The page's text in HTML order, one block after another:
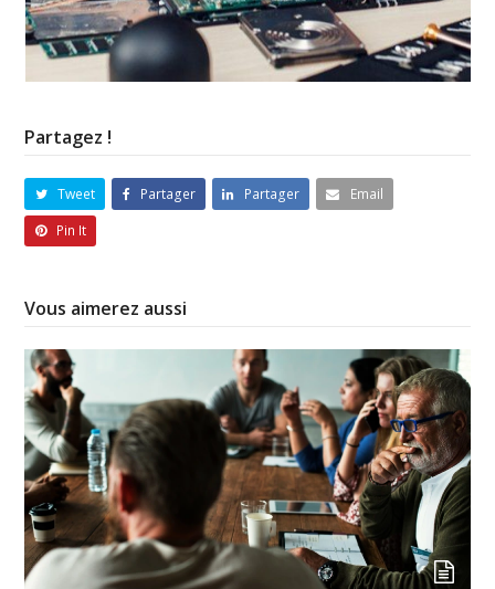
Partagez !
Tweet Partager Partager
Email
Pin It
Vous aimerez aussi